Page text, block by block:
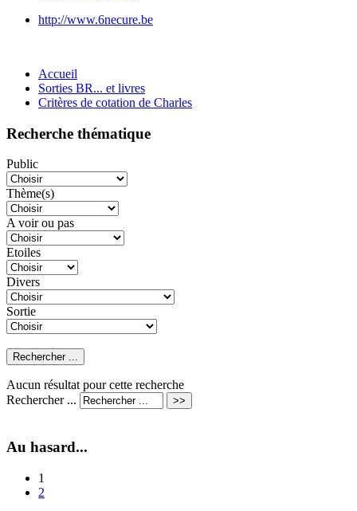
http://www.6necure.be
Accueil
Sorties BR... et livres
Critères de cotation de Charles
Recherche thématique
Public
Thème(s)
A voir ou pas
Etoiles
Divers
Sortie
Aucun résultat pour cette recherche
Rechercher ...
Au hasard...
1
2